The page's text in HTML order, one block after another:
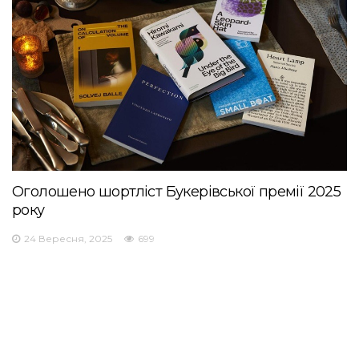
Оголошено шортліст Букерівської премії 2025
року
24 Вересня, 2025 699